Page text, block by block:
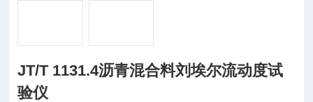
JT/T 1131.4沥青混合料刘埃尔流动度试
验仪